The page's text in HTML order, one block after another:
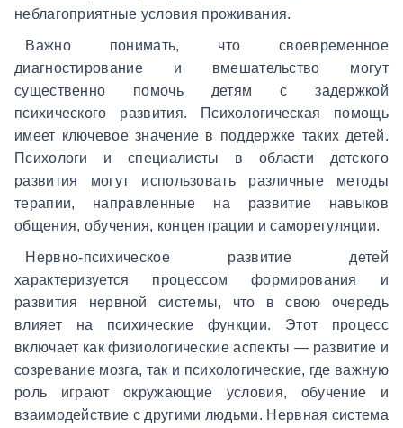
неблагоприятные условия проживания.
Важно понимать, что своевременное
диагностирование и вмешательство могут
существенно помочь детям с задержкой
психического развития. Психологическая помощь
имеет ключевое значение в поддержке таких детей.
Психологи и специалисты в области детского
развития могут использовать различные методы
терапии, направленные на развитие навыков
общения, обучения, концентрации и саморегуляции.
Нервно-психическое развитие детей
характеризуется процессом формирования и
развития нервной системы, что в свою очередь
влияет на психические функции. Этот процесс
включает как физиологические аспекты — развитие и
созревание мозга, так и психологические, где важную
роль играют окружающие условия, обучение и
взаимодействие с другими людьми. Нервная система